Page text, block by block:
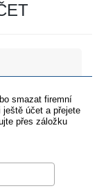
smazat firemní
ještě účet a přejete
přes záložku